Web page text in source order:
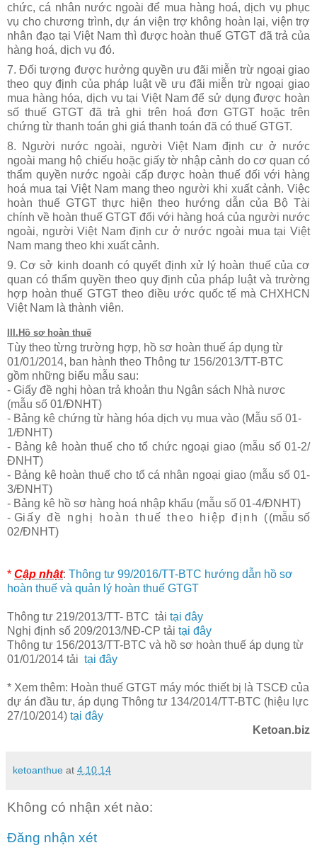
chức, cá nhân nước ngoài để mua hàng hoá, dịch vụ phục
vụ cho chương trình, dự án viện trợ không hoàn lại, viện trợ
nhân đạo tại Việt Nam thì được hoàn thuế GTGT đã trả của
hàng hoá, dịch vụ đó.
7. Đối tượng được hưởng quyền ưu đãi miễn trừ ngoại giao
theo quy định của pháp luật về ưu đãi miễn trừ ngoại giao
mua hàng hóa, dịch vụ tại Việt Nam để sử dụng được hoàn
số thuế GTGT đã trả ghi trên hoá đơn GTGT hoặc trên
chứng từ thanh toán ghi giá thanh toán đã có thuế GTGT.
8. Người nước ngoài, người Việt Nam định cư ở nước
ngoài mang hộ chiếu hoặc giấy tờ nhập cảnh do cơ quan có
thẩm quyền nước ngoài cấp được hoàn thuế đối với hàng
hoá mua tại Việt Nam mang theo người khi xuất cảnh. Việc
hoàn thuế GTGT thực hiện theo hướng dẫn của Bộ Tài
chính về hoàn thuế GTGT đối với hàng hoá của người nước
ngoài, người Việt Nam định cư ở nước ngoài mua tại Việt
Nam mang theo khi xuất cảnh.
9. Cơ sở kinh doanh có quyết định xử lý hoàn thuế của cơ
quan có thẩm quyền theo quy định của pháp luật và trường
hợp hoàn thuế GTGT theo điều ước quốc tế mà CHXHCN
Việt Nam là thành viên.
III.Hồ sơ hoàn thuế
Tùy theo từng trường hợp, hồ sơ hoàn thuế áp dụng từ
01/01/2014, ban hành theo Thông tư 156/2013/TT-BTC
gồm những biểu mẫu sau:
- Giấy đề nghị hòan trả khoản thu Ngân sách Nhà nươc
(mẫu số 01/ĐNHT)
- Bảng kê chứng từ hàng hóa dịch vụ mua vào (Mẫu số 01-
1/ĐNHT)
- Bảng kê hoàn thuế cho tổ chức ngoại giao (mẫu số 01-2/
ĐNHT)
- Bảng kê hoàn thuế cho tổ cá nhân ngoại giao (mẫu số 01-
3/ĐNHT)
- Bảng kê hồ sơ hàng hoá nhập khẩu (mẫu số 01-4/ĐNHT)
- Giấy đề nghị hoàn thuế theo hiệp định ((mẫu số
02/ĐNHT)
* Cập nhật: Thông tư 99/2016/TT-BTC hướng dẫn hồ sơ
hoàn thuế và quản lý hoàn thuế GTGT
Thông tư 219/2013/TT- BTC tải tại đây
Nghị định số 209/2013/NĐ-CP tải tại đây
Thông tư 156/2013/TT-BTC và hồ sơ hoàn thuế áp dụng từ
01/01/2014 tải tại đây
* Xem thêm: Hoàn thuế GTGT máy móc thiết bị là TSCĐ của
dự án đầu tư, áp dụng Thông tư 134/2014/TT-BTC (hiệu lực
27/10/2014) tại đây
Ketoan.biz
ketoanthue at 4.10.14
Không có nhận xét nào:
Đăng nhận xét